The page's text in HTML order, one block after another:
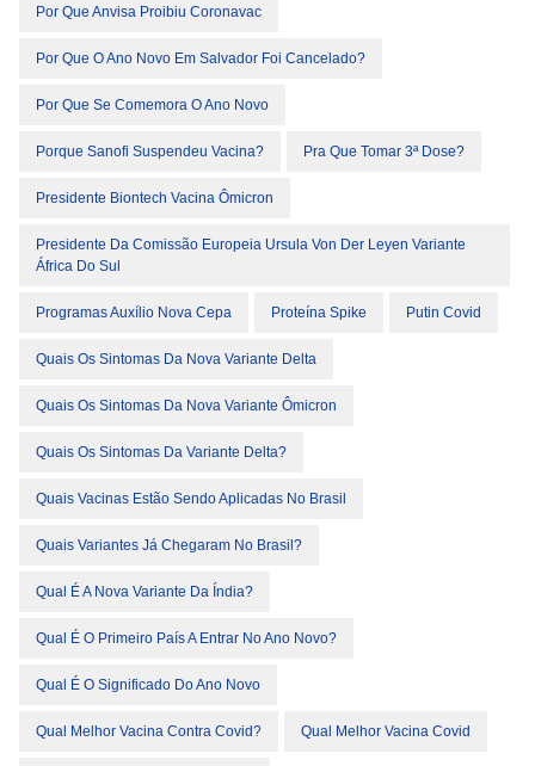
Por Que Anvisa Proibiu Coronavac
Por Que O Ano Novo Em Salvador Foi Cancelado?
Por Que Se Comemora O Ano Novo
Porque Sanofi Suspendeu Vacina? Pra Que Tomar 3ª Dose?
Presidente Biontech Vacina Ômicron
Presidente Da Comissão Europeia Ursula Von Der Leyen Variante
África Do Sul
Programas Auxílio Nova Cepa Proteína Spike Putin Covid
Quais Os Sintomas Da Nova Variante Delta
Quais Os Sintomas Da Nova Variante Ômicron
Quais Os Sintomas Da Variante Delta?
Quais Vacinas Estão Sendo Aplicadas No Brasil
Quais Variantes Já Chegaram No Brasil?
Qual É A Nova Variante Da Índia?
Qual É O Primeiro País A Entrar No Ano Novo?
Qual É O Significado Do Ano Novo
Qual Melhor Vacina Contra Covid? Qual Melhor Vacina Covid